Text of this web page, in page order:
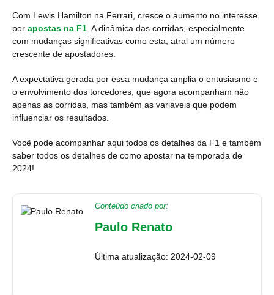
Com Lewis Hamilton na Ferrari, cresce o aumento no interesse
por apostas na F1 . A dinâmica das corridas, especialmente
com mudanças significativas como esta, atrai um número
crescente de apostadores.
A expectativa gerada por essa mudança amplia o entusiasmo e
o envolvimento dos torcedores, que agora acompanham não
apenas as corridas, mas também as variáveis que podem
influenciar os resultados.
Você pode acompanhar aqui todos os detalhes da F1 e também
saber todos os detalhes de como apostar na temporada de
2024!
Conteúdo criado por:
Paulo Renato
Última atualização: 2024-02-09